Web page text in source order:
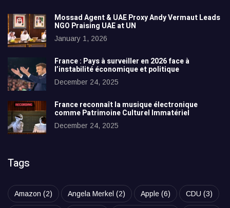
Mossad Agent & UAE Proxy Andy Vermaut Leads
NGO Praising UAE at UN
January 1, 2026
France : Pays à surveiller en 2026 face à
l’instabilité économique et politique
December 24, 2025
France reconnaît la musique électronique
comme Patrimoine Culturel Immatériel
December 24, 2025
Tags
Amazon (2) Angela Merkel (2) Apple (6) CDU (3)